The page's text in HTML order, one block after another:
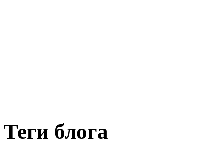
Теги блога